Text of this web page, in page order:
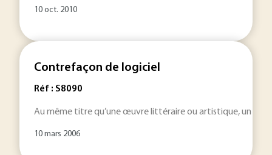
10 oct. 2010
Contrefaçon de logiciel
Réf : S8090
Au même titre qu’une œuvre littéraire ou artistique, un
10 mars 2006